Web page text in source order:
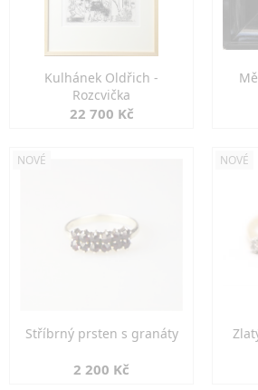
Kulhánek Oldřich -
Rozcvička
22 700 Kč
NOVÉ
Stříbrný prsten s granáty
2 200 Kč
NOVÉ